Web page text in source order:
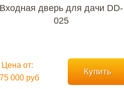
Входная дверь для дачи DD-
025
Цена от:
000 руб
Купить